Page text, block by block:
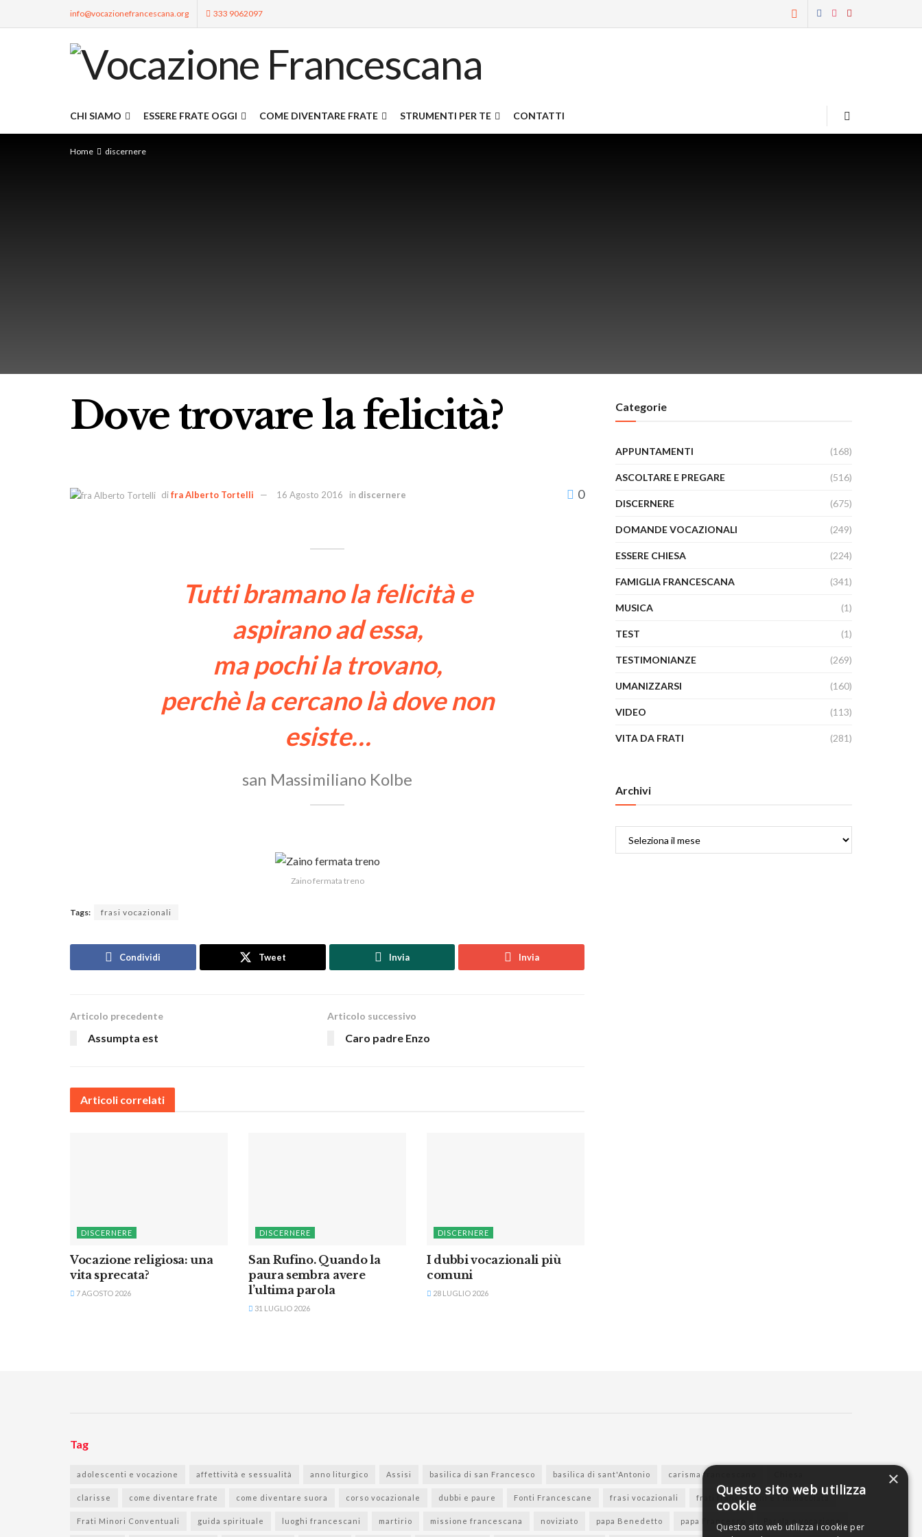
info@vocazionefrancescana.org 333 9062097
CHI SIAMO ESSERE FRATE OGGI COME DIVENTARE FRATE STRUMENTI PER TE CONTATTI
Home discernere
Dove trovare la felicità?
difra Alberto Tortelli 16 Agosto 2016 in discernere 0
Tutti bramano la felicità e
aspirano ad essa,
ma pochi la trovano,
perchè la cercano là dove non
esiste…
san Massimiliano Kolbe
Zaino fermata treno
Tags: frasi vocazionali
Condividi Tweet Invia Invia
Articolo precedente
Assumpta est
Articolo successivo
Caro padre Enzo
Articoli correlati
DISCERNERE
Vocazione religiosa: una
vita sprecata?
7 AGOSTO 2026
DISCERNERE
San Rufino. Quando la
paura sembra avere
l’ultima parola
31 LUGLIO 2026
DISCERNERE
I dubbi vocazionali più
comuni
28 LUGLIO 2026
Categorie
APPUNTAMENTI (168)
ASCOLTARE E PREGARE (516)
DISCERNERE (675)
DOMANDE VOCAZIONALI (249)
ESSERE CHIESA (224)
FAMIGLIA FRANCESCANA (341)
MUSICA (1)
TEST (1)
TESTIMONIANZE (269)
UMANIZZARSI (160)
VIDEO (113)
VITA DA FRATI (281)
Archivi
Tag
adolescenti e vocazione affettività e sessualità anno liturgico Assisi basilica di san Francesco basilica di sant'Antonio carisma francescano
clarisse come diventare frate come diventare suora corso vocazionale dubbi e paure Fonti Francescane frasi vocazionali frati francescani e l'Immacolata
Frati Minori Conventuali guida spirituale luoghi francescani martirio missione francescana noviziato papa Benedetto papa Francesco
×
Questo sito web utilizza
cookie
Questo sito web utilizza i cookie per